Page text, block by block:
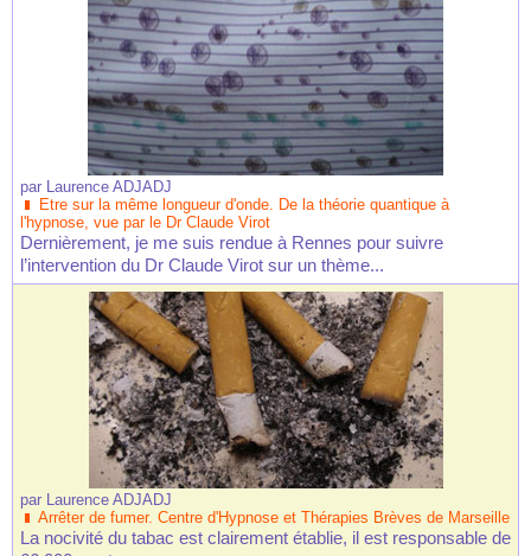
par Laurence ADJADJ
Etre sur la même longueur d'onde. De la théorie quantique à
l'hypnose, vue par le Dr Claude Virot
Dernièrement, je me suis rendue à Rennes pour suivre
l’intervention du Dr Claude Virot sur un thème...
par Laurence ADJADJ
Arrêter de fumer. Centre d'Hypnose et Thérapies Brèves de Marseille
La nocivité du tabac est clairement établie, il est responsable de